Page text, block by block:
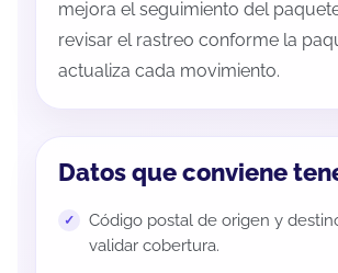
mejora el seguimiento del
revisar el rastreo conforme la
actualiza cada movimiento.
Datos que conviene
Código postal de origen y
validar cobertura.